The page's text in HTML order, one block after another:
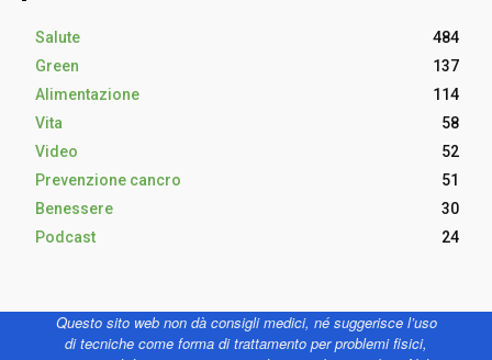
Salute
484
Green
137
Alimentazione
114
Vita
58
Video
52
Prevenzione cancro
51
Benessere
30
Podcast
24
Questo sito web non dà consigli medici, né suggerisce l’uso
di tecniche come forma di trattamento per problemi fisici,